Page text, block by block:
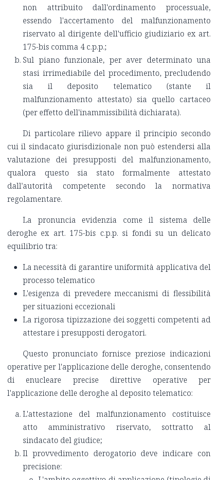
non attribuito dall'ordinamento processuale,
essendo l'accertamento del malfunzionamento
riservato al dirigente dell'ufficio giudiziario ex art.
175-bis comma 4 c.p.p.;
Sul piano funzionale, per aver determinato una
stasi irrimediabile del procedimento, precludendo
sia il deposito telematico (stante il
malfunzionamento attestato) sia quello cartaceo
(per effetto dell'inammissibilità dichiarata).
Di particolare rilievo appare il principio secondo
cui il sindacato giurisdizionale non può estendersi alla
valutazione dei presupposti del malfunzionamento,
qualora questo sia stato formalmente attestato
dall'autorità competente secondo la normativa
regolamentare.
La pronuncia evidenzia come il sistema delle
deroghe ex art. 175-bis c.p.p. si fondi su un delicato
equilibrio tra:
La necessità di garantire uniformità applicativa del
processo telematico
L'esigenza di prevedere meccanismi di flessibilità
per situazioni eccezionali
La rigorosa tipizzazione dei soggetti competenti ad
attestare i presupposti derogatori.
Questo pronunciato fornisce preziose indicazioni
operative per l'applicazione delle deroghe, consentendo
di enucleare precise direttive operative per
l'applicazione delle deroghe al deposito telematico:
L'attestazione del malfunzionamento costituisce
atto amministrativo riservato, sottratto al
sindacato del giudice;
Il provvedimento derogatorio deve indicare con
precisione: